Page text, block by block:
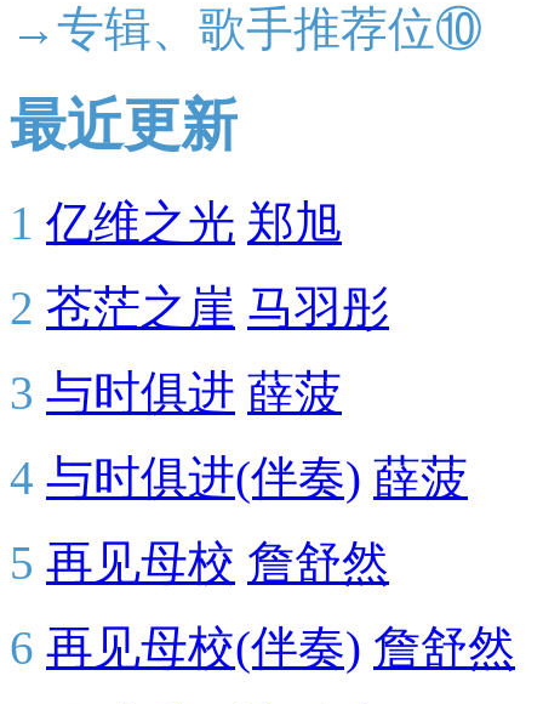
→专辑、歌手推荐位⑩
最近更新
1 亿维之光 郑旭
2 苍茫之崖 马羽彤
3 与时俱进 薛菠
4 与时俱进(伴奏) 薛菠
5 再见母校 詹舒然
6 再见母校(伴奏) 詹舒然